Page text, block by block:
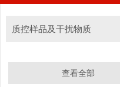
质控样品及干扰物质
查看全部